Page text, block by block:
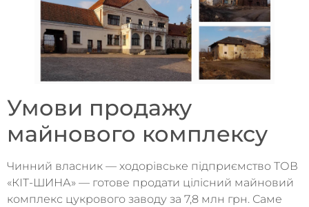
Умови продажу
майнового комплексу
Чинний власник — ходорівське підприємство ТОВ
«КІТ-ШИНА» — готове продати цілісний майновий
комплекс цукрового заводу за 7,8 млн грн. Саме